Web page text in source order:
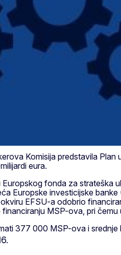
Komisija predstavila
eura.
fonda za strateška
Europske investicijske
EFSU-a odobrio
MSP-ova, pri
377 000 MSP-ova i srednje